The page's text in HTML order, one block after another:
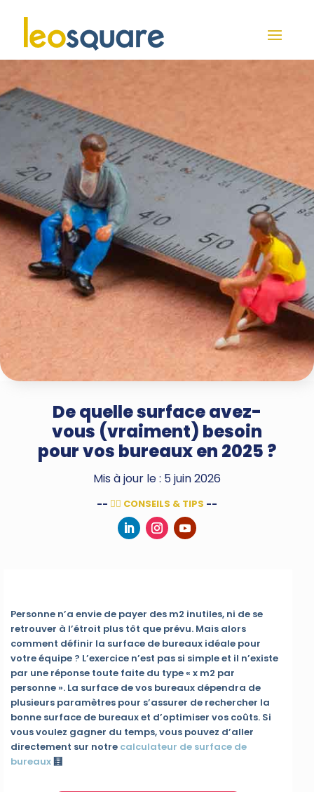
De quelle surface avez-
vous (vraiment) besoin
pour vos bureaux en 2025 ?
Mis à jour le : 5 juin 2026
-- 👌🏻 CONSEILS & TIPS --
Personne n’a envie de payer des m2 inutiles, ni de se
retrouver à l’étroit plus tôt que prévu. Mais alors
comment définir la surface de bureaux idéale pour
votre équipe ? L’exercice n’est pas si simple et il n’existe
par une réponse toute faite du type « x m2 par
personne ». La surface de vos bureaux dépendra de
plusieurs paramètres pour s’assurer de rechercher la
bonne surface de bureaux et d’optimiser vos coûts. Si
vous voulez gagner du temps, vous pouvez d’aller
directement sur notre calculateur de surface de
bureaux🧮